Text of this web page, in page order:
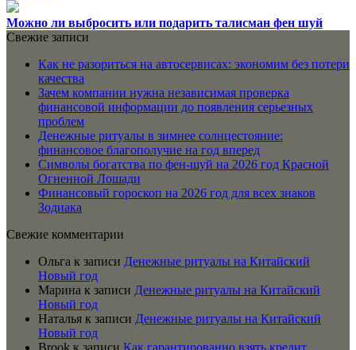
Можно ли выбросить или подарить талисман фен шуй
Свежие записи
Как не разориться на автосервисах: экономим без потери
качества
Зачем компании нужна независимая проверка
финансовой информации до появления серьезных
проблем
Денежные ритуалы в зимнее солнцестояние:
финансовое благополучие на год вперед
Символы богатства по фен-шуй на 2026 год Красной
Огненной Лошади
Финансовый гороскоп на 2026 год для всех знаков
Зодиака
Свежие комментарии
Ольга к записи Денежные ритуалы на Китайский
Новый год
Марина к записи Денежные ритуалы на Китайский
Новый год
Наталья к записи Денежные ритуалы на Китайский
Новый год
Brook к записи Как гарантированно взять кредит